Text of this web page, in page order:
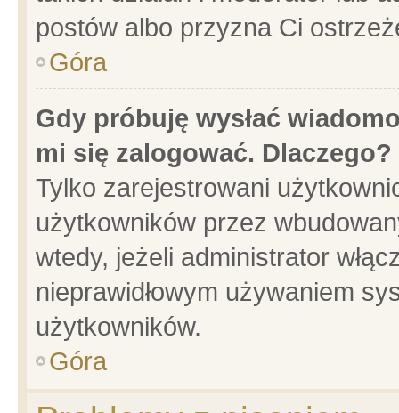
postów albo przyzna Ci
Góra
Gdy próbuję wysłać
mi się zalogować. Dlaczego?
Tylko zarejestrowani
użytkowników przez
wtedy, jeżeli administrator
nieprawidłowym używaniem
użytkowników.
Góra